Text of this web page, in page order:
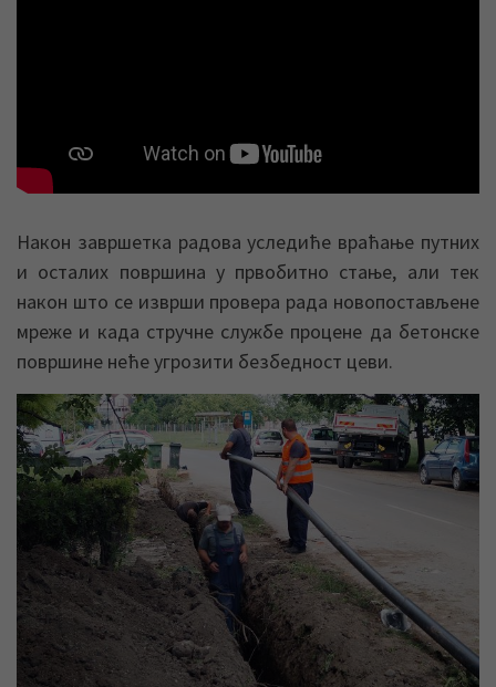
Након завршетка радова уследиће враћање путних
и осталих површина у првобитно стање, али тек
након што се изврши провера рада новопостављене
мреже и када стручне службе процене да бетонске
површине неће угрозити безбедност цеви.